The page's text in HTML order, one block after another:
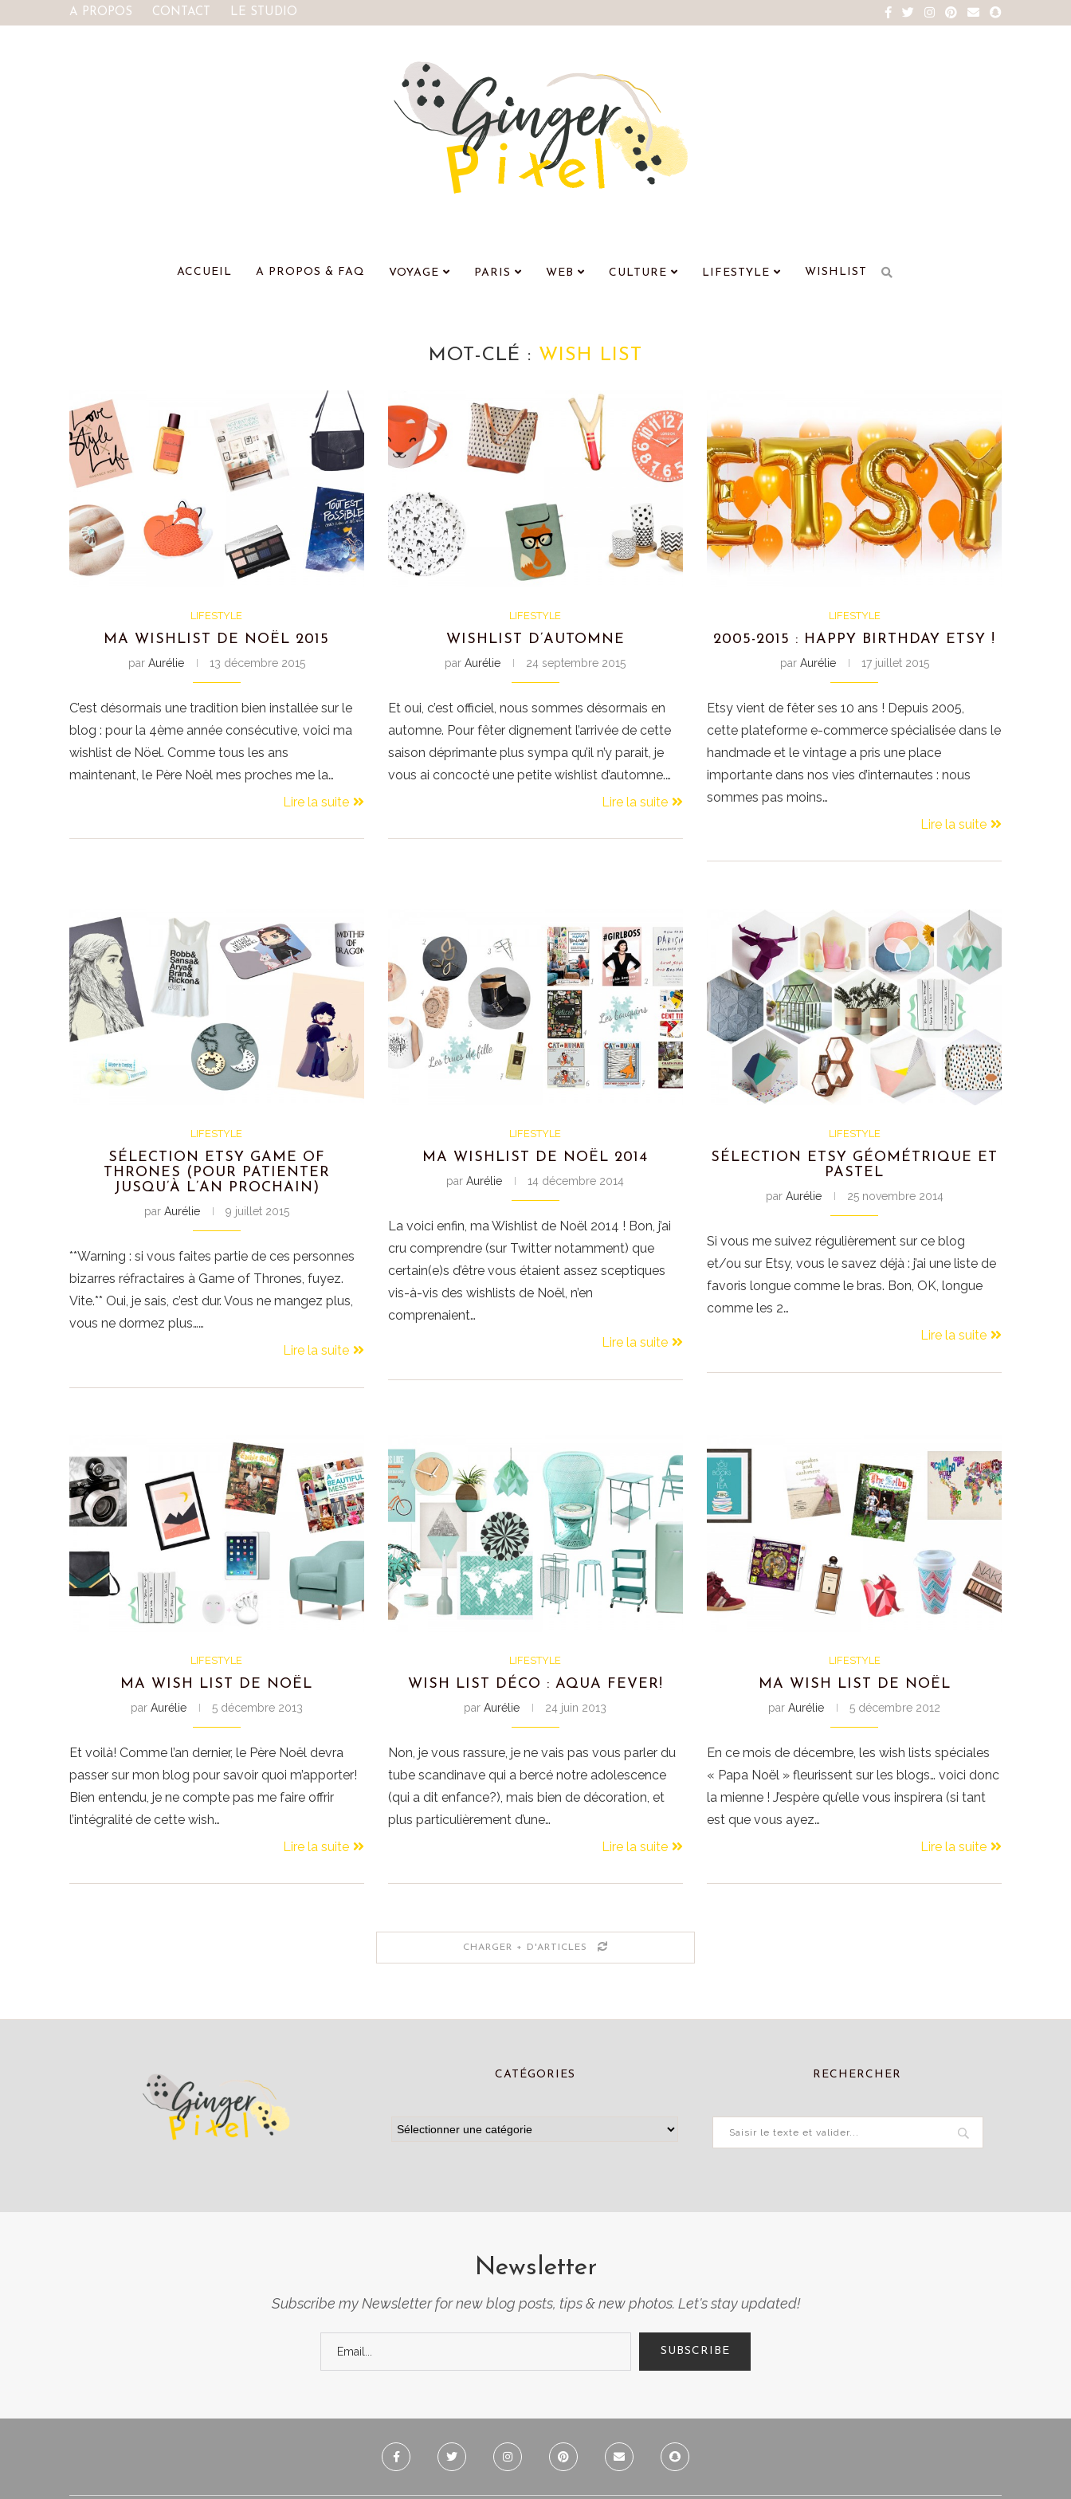
A PROPOS CONTACT LE STUDIO
ACCUEIL A PROPOS & FAQ VOYAGE PARIS WEB CULTURE LIFESTYLE WISHLIST
MOT-CLÉ : WISH LIST
LIFESTYLE
MA WISHLIST DE NOËL 2015
par Aurélie 13 décembre 2015
C’est désormais une tradition bien installée sur le
blog : pour la 4ème année consécutive, voici ma
wishlist de Nöel. Comme tous les ans
maintenant, le Père Noël mes proches me la…
Lire la suite
LIFESTYLE
WISHLIST D’AUTOMNE
parAurélie 24 septembre 2015
Et oui, c’est officiel, nous sommes désormais en
automne. Pour fêter dignement l’arrivée de cette
saison déprimante plus sympa qu’il n’y parait, je
vous ai concocté une petite wishlist d’automne.…
Lire la suite
LIFESTYLE
2005-2015 : HAPPY BIRTHDAY ETSY !
par Aurélie 17 juillet 2015
Etsy vient de fêter ses 10 ans ! Depuis 2005,
cette plateforme e-commerce spécialisée dans le
handmade et le vintage a pris une place
importante dans nos vies d’internautes : nous
sommes pas moins…
Lire la suite
LIFESTYLE
SÉLECTION ETSY GAME OF
THRONES (POUR PATIENTER
JUSQU’À L’AN PROCHAIN)
par Aurélie 9 juillet 2015
**Warning : si vous faites partie de ces personnes
bizarres réfractaires à Game of Thrones, fuyez.
Vite.** Oui, je sais, c’est dur. Vous ne mangez plus,
vous ne dormez plus……
Lire la suite
LIFESTYLE
MA WISHLIST DE NOËL 2014
parAurélie 14 décembre 2014
La voici enfin, ma Wishlist de Noël 2014 ! Bon, j’ai
cru comprendre (sur Twitter notamment) que
certain(e)s d’être vous étaient assez sceptiques
vis-à-vis des wishlists de Noël, n’en
comprenaient…
Lire la suite
LIFESTYLE
SÉLECTION ETSY GÉOMÉTRIQUE ET
PASTEL
par Aurélie 25 novembre 2014
Si vous me suivez régulièrement sur ce blog
et/ou sur Etsy, vous le savez déjà : j’ai une liste de
favoris longue comme le bras. Bon, OK, longue
comme les 2…
Lire la suite
LIFESTYLE
MA WISH LIST DE NOËL
par Aurélie 5 décembre 2013
Et voilà! Comme l’an dernier, le Père Noël devra
passer sur mon blog pour savoir quoi m’apporter!
Bien entendu, je ne compte pas me faire offrir
l’intégralité de cette wish…
Lire la suite
LIFESTYLE
WISH LIST DÉCO : AQUA FEVER!
parAurélie 24 juin 2013
Non, je vous rassure, je ne vais pas vous parler du
tube scandinave qui a bercé notre adolescence
(qui a dit enfance?), mais bien de décoration, et
plus particulièrement d’une…
Lire la suite
LIFESTYLE
MA WISH LIST DE NOËL
par Aurélie 5 décembre 2012
En ce mois de décembre, les wish lists spéciales
« Papa Noël » fleurissent sur les blogs… voici donc
la mienne ! J’espère qu’elle vous inspirera (si tant
est que vous ayez…
Lire la suite
CHARGER + D'ARTICLES
CATÉGORIES RECHERCHER
Newsletter
Subscribe my Newsletter for new blog posts, tips & new photos. Let's stay updated!